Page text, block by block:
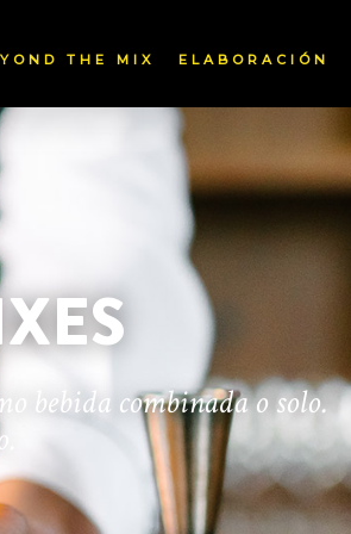
THE MIX ELABORACIÓN
bebida combinada o solo.